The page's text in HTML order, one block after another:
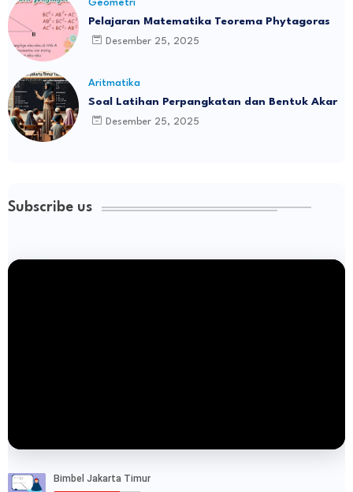
Geometri
Pelajaran Matematika Teorema Phytagoras
Desember 25, 2025
Aritmatika
Soal Latihan Perpangkatan dan Bentuk Akar
Desember 25, 2025
Subscribe us